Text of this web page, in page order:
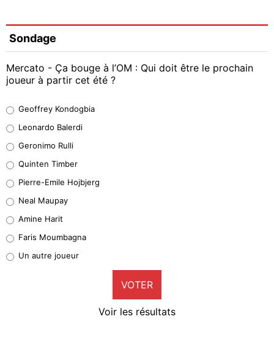
Sondage
Mercato - Ça bouge à l’OM : Qui doit être le prochain
joueur à partir cet été ?
38%
32%
5%
1%
9%
Geoffrey Kondogbia
Leonardo Balerdi
Geronimo Rulli
Quinten Timber
Pierre-Emile Hojbjerg
Neal Maupay
Amine Harit
Faris Moumbagna
Un autre joueur
VOTER
Voir les résultats